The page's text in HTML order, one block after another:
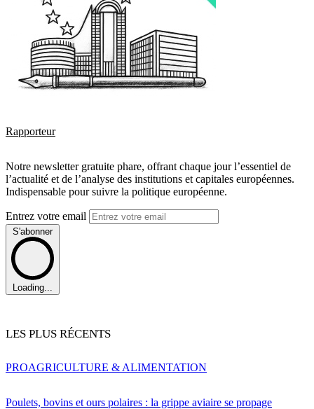
Rapporteur
Notre newsletter gratuite phare, offrant chaque jour l’essentiel de
l’actualité et de l’analyse des institutions et capitales européennes.
Indispensable pour suivre la politique européenne.
Entrez votre email
S'abonner
Loading...
LES PLUS RÉCENTS
Poulets, bovins et ours polaires : la grippe aviaire se propage
PROAGRICULTURE & ALIMENTATION